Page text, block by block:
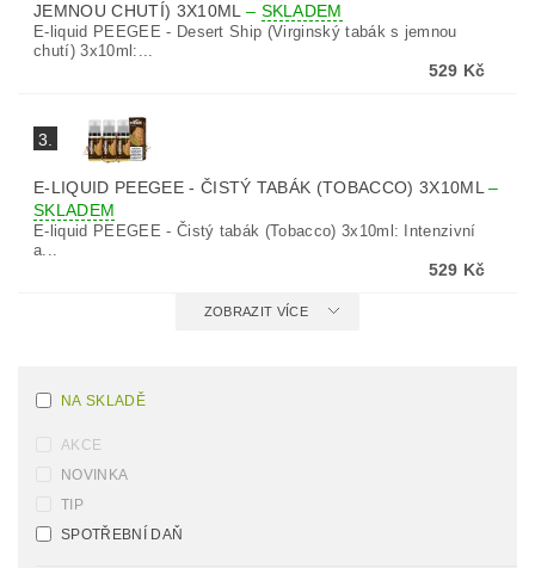
JEMNOU CHUTÍ) 3X10ML – SKLADEM
E-liquid PEEGEE - Desert Ship (Virginský tabák s jemnou
chutí) 3x10ml:...
529 Kč
3.
E-LIQUID PEEGEE - ČISTÝ TABÁK (TOBACCO) 3X10ML–
SKLADEM
E-liquid PEEGEE - Čistý tabák (Tobacco) 3x10ml: Intenzivní
a...
529 Kč
ZOBRAZIT VÍCE
NA SKLADĚ
AKCE
NOVINKA
TIP
SPOTŘEBNÍ DAŇ